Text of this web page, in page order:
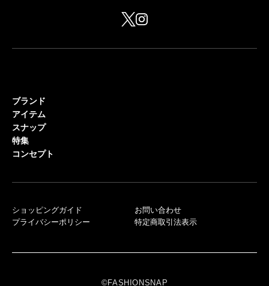
ブランド
アイテム
スナップ
特集
コンセプト
ショッピングガイド
プライバシーポリシー
お問い合わせ
特定商取引法表示
©FASHIONSNAP